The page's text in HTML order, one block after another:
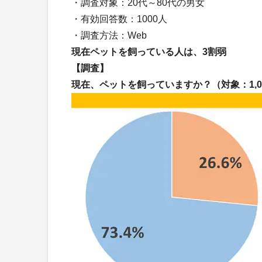
・調査対象：20代～80代の男女
・有効回答数：1000人
・調査方法：Web
現在ペットを飼っている人は、3割弱
【調査】
現在、ペットを飼っていますか？（対象：